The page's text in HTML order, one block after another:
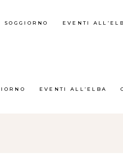
EVENTI ALL’ELBA
EVENTI